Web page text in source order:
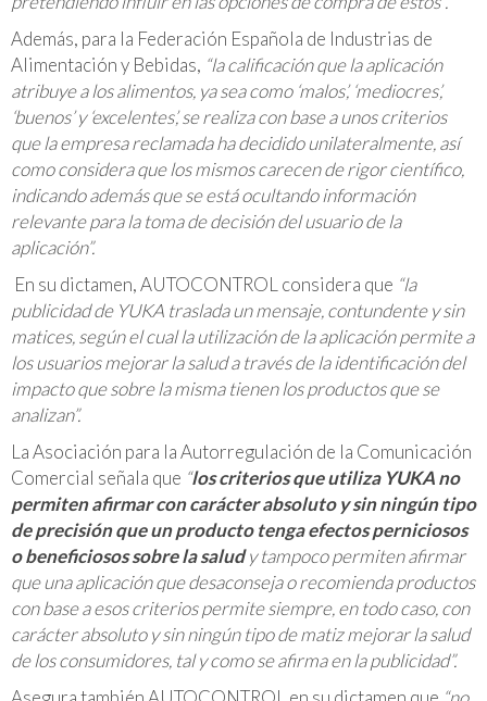
Además, para la Federación Española de Industrias de
Alimentación y Bebidas, “la calificación que la aplicación
atribuye a los alimentos, ya sea como ‘malos’, ‘mediocres’,
‘buenos’ y ‘excelentes’, se realiza con base a unos criterios
que la empresa reclamada ha decidido unilateralmente, así
como considera que los mismos carecen de rigor científico,
indicando además que se está ocultando información
relevante para la toma de decisión del usuario de la
aplicación”.
En su dictamen, AUTOCONTROL considera que “la
publicidad de YUKA traslada un mensaje, contundente y sin
matices, según el cual la utilización de la aplicación permite a
los usuarios mejorar la salud a través de la identificación del
impacto que sobre la misma tienen los productos que se
analizan”.
La Asociación para la Autorregulación de la Comunicación
Comercial señala que “los criterios que utiliza YUKA no
permiten afirmar con carácter absoluto y sin ningún tipo
de precisión que un producto tenga efectos perniciosos
o beneficiosos sobre la saludy tampoco permiten afirmar
que una aplicación que desaconseja o recomienda productos
con base a esos criterios permite siempre, en todo caso, con
carácter absoluto y sin ningún tipo de matiz mejorar la salud
de los consumidores, tal y como se afirma en la publicidad”.